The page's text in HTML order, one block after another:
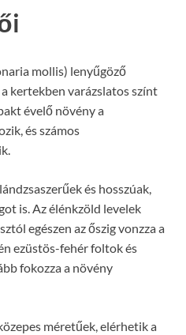
mollis) lenyűgöző
kertekben varázslatos színt
évelő növény a
és számos
és hosszúak,
is. Az élénkzöld levelek
egészen az őszig vonzza a
ezüstös-fehér foltok és
fokozza a növény
méretűek, elérhetik a